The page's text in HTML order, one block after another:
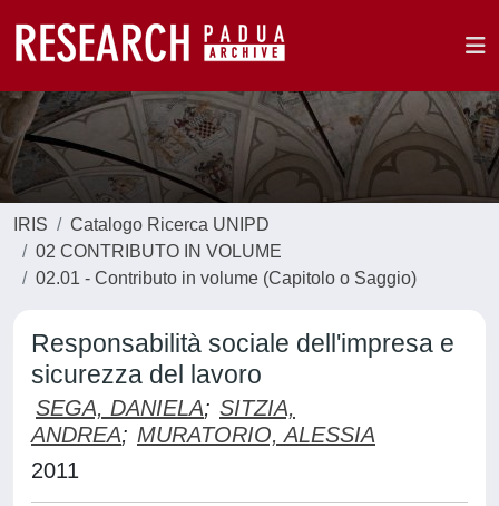
IRIS
Catalogo Ricerca UNIPD
02 CONTRIBUTO IN VOLUME
02.01 - Contributo in volume (Capitolo o Saggio)
Responsabilità sociale dell'impresa e
sicurezza del lavoro
SEGA, DANIELA; SITZIA,
ANDREA; MURATORIO, ALESSIA
2011